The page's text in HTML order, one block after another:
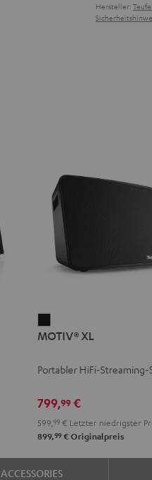
Hersteller: Teufel
XL
MOTIV® XL
Portabler HiFi-Streaming-
799,99 €
599,99 € Letzter niedrigster
899,99 € Originalpreis
ACCESSORIES